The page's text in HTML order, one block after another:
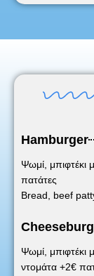
Hamburger
Ψωμί, μπιφτέκι
πατάτες
Bread, beef
Ψωμί, μπιφτέκι
ντομάτα +2€